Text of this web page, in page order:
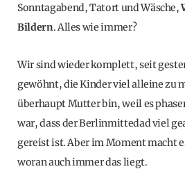
Sonntagabend, Tatort und Wäsche,
Bildern. Alles wie immer?
Wir sind wieder komplett, seit
gewöhnt, die Kinder viel alleine zu
überhaupt Mutter bin, weil es
war, dass der Berlinmittedad viel
gereist ist. Aber im Moment macht
woran auch immer das liegt.